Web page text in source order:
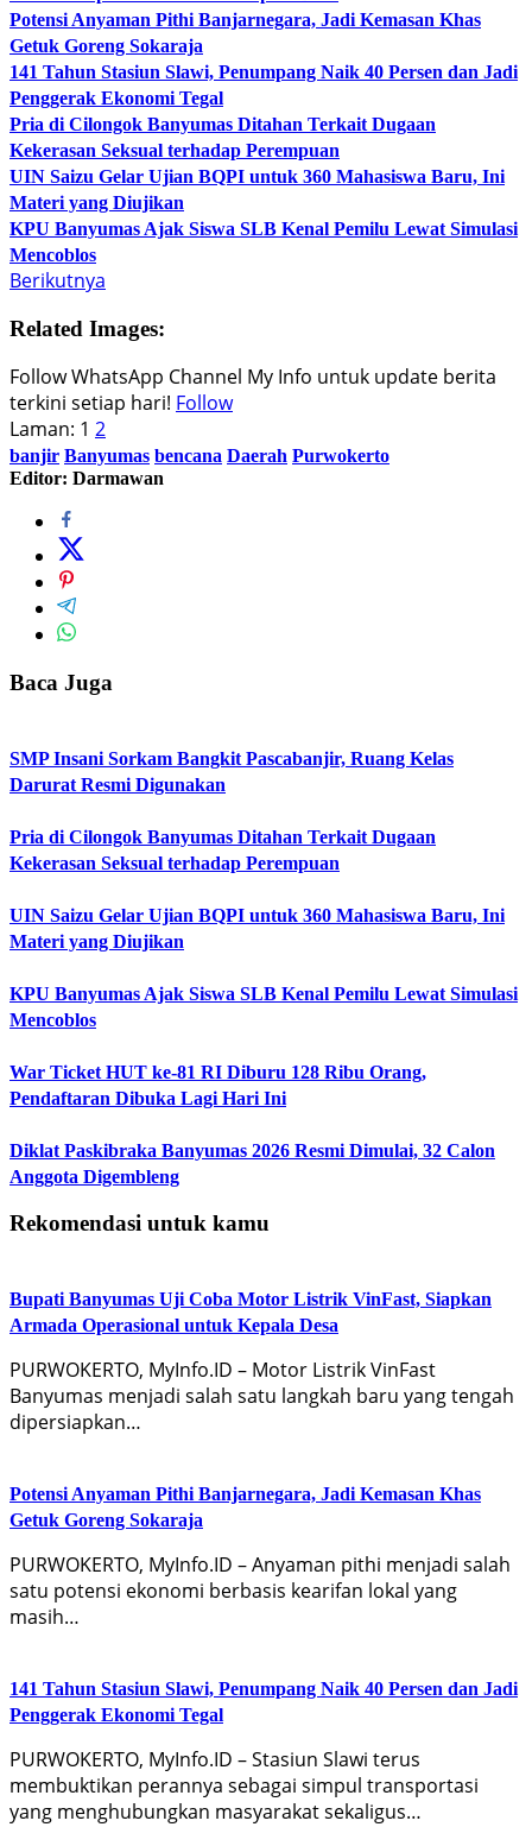
Potensi Anyaman Pithi Banjarnegara, Jadi Kemasan Khas
Getuk Goreng Sokaraja
141 Tahun Stasiun Slawi, Penumpang Naik 40 Persen dan Jadi
Penggerak Ekonomi Tegal
Pria di Cilongok Banyumas Ditahan Terkait Dugaan
Kekerasan Seksual terhadap Perempuan
UIN Saizu Gelar Ujian BQPI untuk 360 Mahasiswa Baru, Ini
Materi yang Diujikan
KPU Banyumas Ajak Siswa SLB Kenal Pemilu Lewat Simulasi
Mencoblos
Berikutnya
Related Images:
Follow WhatsApp Channel My Info untuk update berita
terkini setiap hari! Follow
Laman: 1 2
banjir Banyumas bencana Daerah Purwokerto
Editor: Darmawan
Baca Juga
SMP Insani Sorkam Bangkit Pascabanjir, Ruang Kelas
Darurat Resmi Digunakan
Pria di Cilongok Banyumas Ditahan Terkait Dugaan
Kekerasan Seksual terhadap Perempuan
UIN Saizu Gelar Ujian BQPI untuk 360 Mahasiswa Baru, Ini
Materi yang Diujikan
KPU Banyumas Ajak Siswa SLB Kenal Pemilu Lewat Simulasi
Mencoblos
War Ticket HUT ke-81 RI Diburu 128 Ribu Orang,
Pendaftaran Dibuka Lagi Hari Ini
Diklat Paskibraka Banyumas 2026 Resmi Dimulai, 32 Calon
Anggota Digembleng
Rekomendasi untuk kamu
Bupati Banyumas Uji Coba Motor Listrik VinFast, Siapkan
Armada Operasional untuk Kepala Desa
PURWOKERTO, MyInfo.ID – Motor Listrik VinFast
Banyumas menjadi salah satu langkah baru yang tengah
dipersiapkan…
Potensi Anyaman Pithi Banjarnegara, Jadi Kemasan Khas
Getuk Goreng Sokaraja
PURWOKERTO, MyInfo.ID – Anyaman pithi menjadi salah
satu potensi ekonomi berbasis kearifan lokal yang
masih…
141 Tahun Stasiun Slawi, Penumpang Naik 40 Persen dan Jadi
Penggerak Ekonomi Tegal
PURWOKERTO, MyInfo.ID – Stasiun Slawi terus
membuktikan perannya sebagai simpul transportasi
yang menghubungkan masyarakat sekaligus…